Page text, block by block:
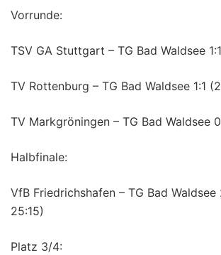
Vorrunde:
TSV GA Stuttgart – TG Bad Waldsee
TV Rottenburg – TG Bad Waldsee 1:1
TV Markgröningen – TG Bad Waldsee
Halbfinale:
VfB Friedrichshafen – TG Bad Waldsee
25:15)
Platz 3/4: